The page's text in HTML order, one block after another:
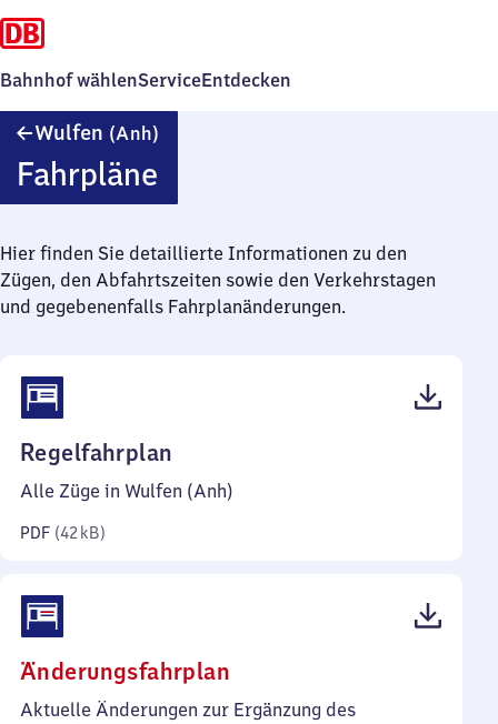
Bahnhof wählenServiceEntdecken
Wulfen (Anh)
Fahrpläne
Hier finden Sie detaillierte Informationen zu den
Zügen, den Abfahrtszeiten sowie den Verkehrstagen
und gegebenenfalls Fahrplanänderungen.
Regelfahrplan
42
Alle Züge in Wulfen (Anh)
PDF (42 kB)
Änderungsfahrplan
98
Aktuelle Änderungen zur Ergänzung des